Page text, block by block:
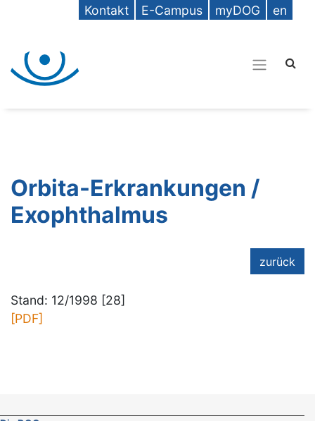
Kontakt E-Campus myDOG en
Orbita-Erkrankungen /
Exophthalmus
zurück
Stand: 12/1998 [28]
[PDF]